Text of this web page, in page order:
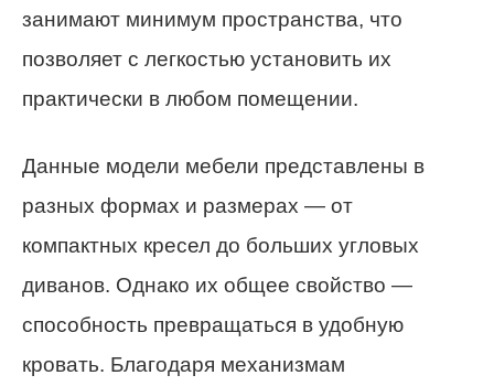
занимают минимум пространства, что
позволяет с легкостью установить их
практически в любом помещении.
Данные модели мебели представлены в
разных формах и размерах — от
компактных кресел до больших угловых
диванов. Однако их общее свойство —
способность превращаться в удобную
кровать. Благодаря механизмам